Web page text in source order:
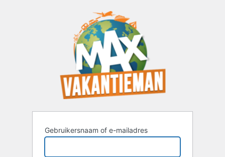
Gebruikersnaam of e-mailadres